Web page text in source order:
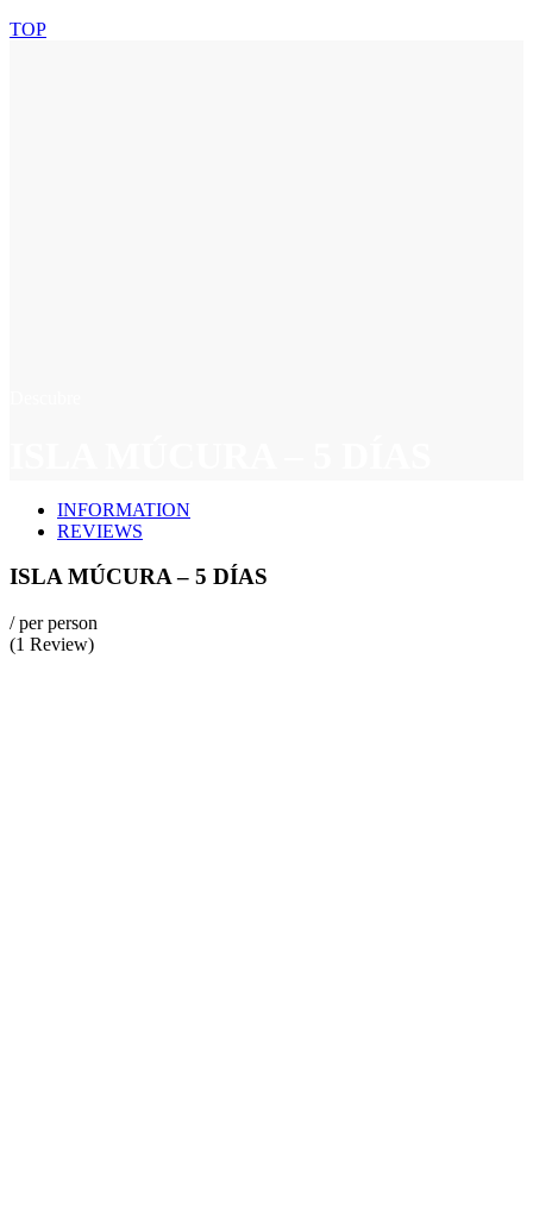
TOP
INFORMATION
REVIEWS
ISLA MÚCURA – 5 DÍAS
/ per person
(1 Review)